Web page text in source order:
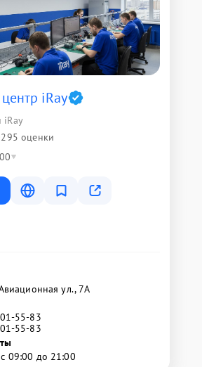
iRay
iRay
295 оценки
ул., 7А
55-83
55-83
09:00 до 21:00